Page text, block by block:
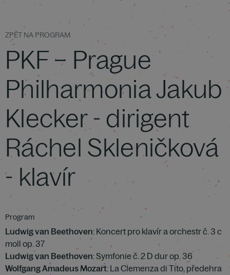
ZPĚT NA PROGRAM
PKF – Prague
Philharmonia Jakub
Klecker - dirigent
Ráchel Skleničková
- klavír
Program
Ludwig van Beethoven: Koncert pro klavír a orchestr č. 3 c
moll op. 37
Ludwig van Beethoven: Symfonie č. 2 D dur op. 36
Wolfgang Amadeus Mozart: La Clemenza di Tito, předehra